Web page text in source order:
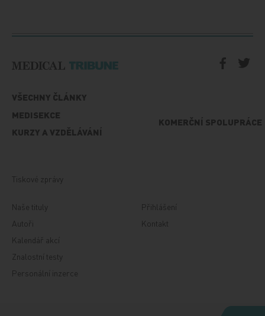
VŠECHNY ČLÁNKY
MEDISEKCE
KURZY A VZDĚLÁVÁNÍ
KOMERČNÍ SPOLUPRÁCE
Tiskové zprávy
Naše tituly
Autoři
Kalendář akcí
Znalostní testy
Personální inzerce
Přihlášení
Kontakt